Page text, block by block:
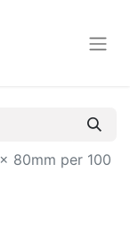
80mm per 100